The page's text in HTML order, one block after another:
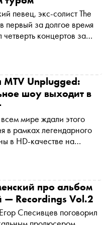
певец, экс-солист The
первый за долгое время
концертов за
выступление в
(хотя и очень
MTV Unplugged:
шоу выходит в
мире ждали этого
в рамках легендарного
за всю историю шоу
канала MTV,
свои песни на
Слово
означает буквально
про альбом
— Recordings Vol.2
Спесивцев поговорил